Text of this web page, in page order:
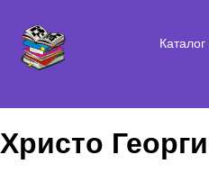
Христо